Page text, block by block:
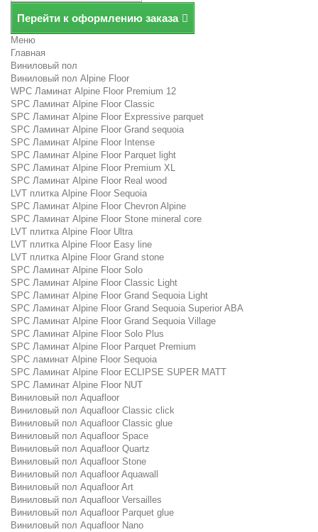
Перейти к оформлению заказа
Меню
Главная
Виниловый пол
Виниловый пол Alpine Floor
WPC Ламинат Alpine Floor Premium 12
SPC Ламинат Alpine Floor Classic
SPC Ламинат Alpine Floor Expressive parquet
SPC Ламинат Alpine Floor Grand sequoia
SPC Ламинат Alpine Floor Intense
SPC Ламинат Alpine Floor Parquet light
SPC Ламинат Alpine Floor Premium XL
SPC Ламинат Alpine Floor Real wood
LVT плитка Alpine Floor Sequoia
SPC Ламинат Alpine Floor Chevron Alpine
SPC Ламинат Alpine Floor Stone mineral core
LVT плитка Alpine Floor Ultra
LVT плитка Alpine Floor Easy line
LVT плитка Alpine Floor Grand stone
SPC Ламинат Alpine Floor Solo
SPC Ламинат Alpine Floor Classic Light
SPC Ламинат Alpine Floor Grand Sequoia Light
SPC Ламинат Alpine Floor Grand Sequoia Superior ABA
SPC Ламинат Alpine Floor Grand Sequoia Village
SPC Ламинат Alpine Floor Solo Plus
SPC Ламинат Alpine Floor Parquet Premium
SPC ламинат Alpine Floor Sequoia
SPC Ламинат Alpine Floor ECLIPSE SUPER MATT
SPC Ламинат Alpine Floor NUT
Виниловый пол Aquafloor
Виниловый пол Aquafloor Classic click
Виниловый пол Aquafloor Classic glue
Виниловый пол Aquafloor Space
Виниловый пол Aquafloor Quartz
Виниловый пол Aquafloor Stone
Виниловый пол Aquafloor Aquawall
Виниловый пол Aquafloor Art
Виниловый пол Aquafloor Versailles
Виниловый пол Aquafloor Parquet glue
Виниловый пол Aquafloor Nano